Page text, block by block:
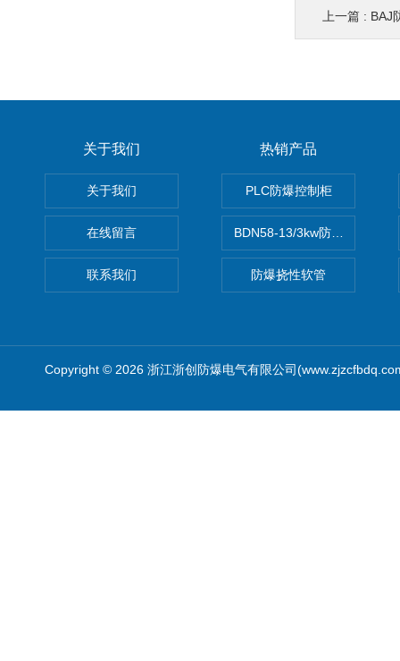
上一篇 : BAJ
关于我们
关于我们
在线留言
联系我们
热销产品
PLC防爆控制柜
BDN58-13/3kw防爆电热油汀
防爆挠性软管
Copyright © 2026 浙江浙创防爆电气有限公司